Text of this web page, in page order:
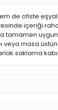
de ofiste
içeriği
tamamen
veya masa
saklama kabı